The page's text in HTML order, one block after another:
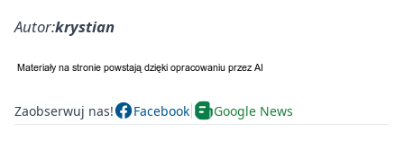
Autor:krystian
Zaobserwuj nas! Facebook Google News